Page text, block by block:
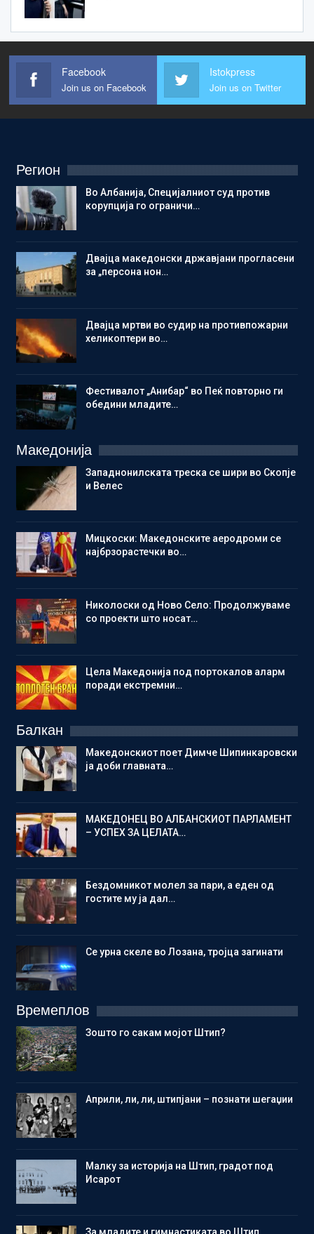
Facebook
Join us on Facebook
Istokpress
Join us on Twitter
Регион
Во Албанија, Специјалниот суд против
корупција го ограничи…
Двајца македонски државјани прогласени
за „персона нон…
Двајца мртви во судир на противпожарни
хеликоптери во…
Фестивалот „Анибар“ во Пеќ повторно ги
обедини младите…
Македонија
Западнонилската треска се шири во Скопје
и Велес
Мицкоски: Македонските аеродроми се
најбрзорастечки во…
Николоски од Ново Село: Продолжуваме
со проекти што носат…
Цела Македонија под портокалов аларм
поради екстремни…
Балкан
Македонскиот поет Димче Шипинкаровски
ја доби главната…
МАКЕДОНЕЦ ВО АЛБАНСКИОТ ПАРЛАМЕНТ
– УСПЕХ ЗА ЦЕЛАТА…
Бездомникот молел за пари, а еден од
гостите му ја дал…
Се урна скеле во Лозана, тројца загинати
Времеплов
Зошто го сакам мојот Штип?
Aприли, ли, ли, штипјани – познати шегаџии
Малку за историја на Штип, градот под
Исарот